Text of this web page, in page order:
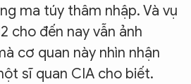
ma túy thâm nhập. Và vụ
cho đến nay vẫn ảnh
cơ quan này nhìn nhận
sĩ quan CIA cho biết.